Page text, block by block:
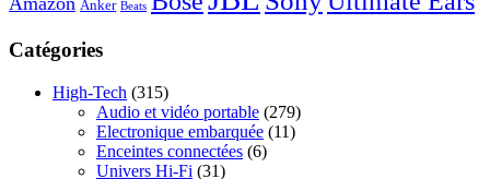
Anker Beats
Catégories
High-Tech (315)
Audio et vidéo portable (279)
Electronique embarquée (11)
Enceintes connectées (6)
Univers Hi-Fi (31)